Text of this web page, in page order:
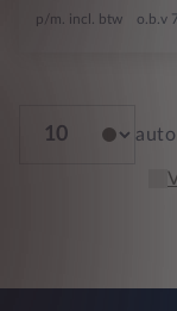
p/m. incl. btw o.b.v